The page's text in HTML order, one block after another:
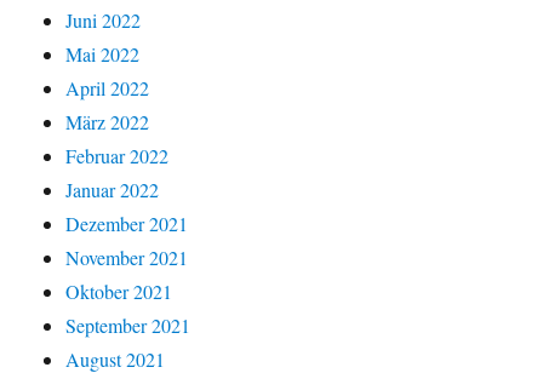
Juni 2022
Mai 2022
April 2022
März 2022
Februar 2022
Januar 2022
Dezember 2021
November 2021
Oktober 2021
September 2021
August 2021